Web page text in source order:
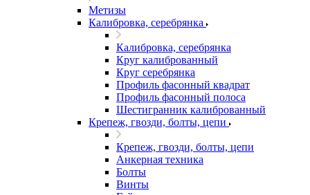
Метизы
Калибровка, серебрянка
Калибровка, серебрянка
Круг калиброванный
Круг серебрянка
Профиль фасонный квадрат
Профиль фасонный полоса
Шестигранник калиброванный
Крепеж, гвозди, болты, цепи
Крепеж, гвозди, болты, цепи
Анкерная техника
Болты
Винты